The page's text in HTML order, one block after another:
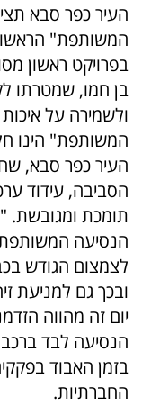
העיר כפר סבא
בפרויקט ראשון
בן חמו, שמטרתו
ולשמירה על
המשותפת" הינו
העיר כפר סבא,
הסביבה, עידוד
תומכת ומגובשת.
הנסיעה המשותפת
לצמצום הגודש
ובכך גם למניעת
יום זה מהווה
הנסיעה לבד ברכב
בזמן האבוד
החברתיות.